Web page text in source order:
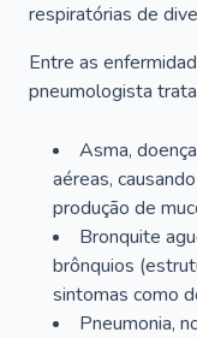
respiratórias de
Entre as
pneumologista
Asma,
aéreas,
produção de
Bronquite
brônquios
sintomas como
Pneumonia,